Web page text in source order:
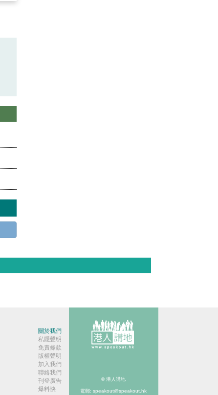
關於我們
私隱聲明
免責條款
版權聲明
加入我們
聯絡我們
刊登廣告
爆料快
© 港人講地
電郵: speakout@speakout.hk